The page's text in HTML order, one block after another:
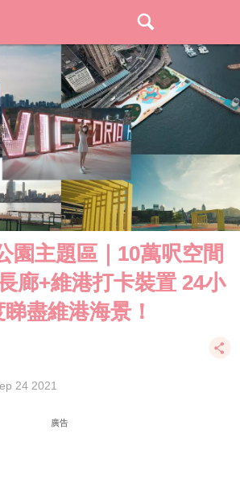
園主題區｜10萬呎空間
廊+維港打卡裝置 24小
盡維港海景！
24 2021
廣告